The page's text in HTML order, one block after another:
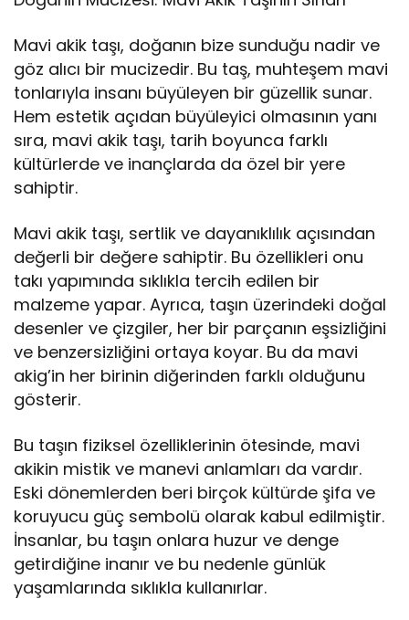
Mavi akik taşı, doğanın bize sunduğu nadir ve
göz alıcı bir mucizedir. Bu taş, muhteşem mavi
tonlarıyla insanı büyüleyen bir güzellik sunar.
Hem estetik açıdan büyüleyici olmasının yanı
sıra, mavi akik taşı, tarih boyunca farklı
kültürlerde ve inançlarda da özel bir yere
sahiptir.
Mavi akik taşı, sertlik ve dayanıklılık açısından
değerli bir değere sahiptir. Bu özellikleri onu
takı yapımında sıklıkla tercih edilen bir
malzeme yapar. Ayrıca, taşın üzerindeki doğal
desenler ve çizgiler, her bir parçanın eşsizliğini
ve benzersizliğini ortaya koyar. Bu da mavi
akig’in her birinin diğerinden farklı olduğunu
gösterir.
Bu taşın fiziksel özelliklerinin ötesinde, mavi
akikin mistik ve manevi anlamları da vardır.
Eski dönemlerden beri birçok kültürde şifa ve
koruyucu güç sembolü olarak kabul edilmiştir.
İnsanlar, bu taşın onlara huzur ve denge
getirdiğine inanır ve bu nedenle günlük
yaşamlarında sıklıkla kullanırlar.